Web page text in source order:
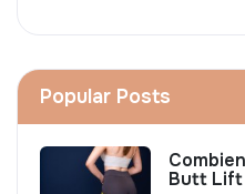
Popular Posts
Butt Lift